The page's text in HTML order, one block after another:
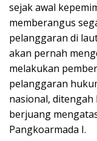
sejak awal
memberangus
pelanggaran di
akan pernah
melakukan
pelanggaran
nasional,
berjuang
Pangkoarmada I.